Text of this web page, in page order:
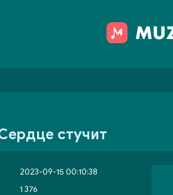
стучит
2023-09-15 00:10:38
1 376